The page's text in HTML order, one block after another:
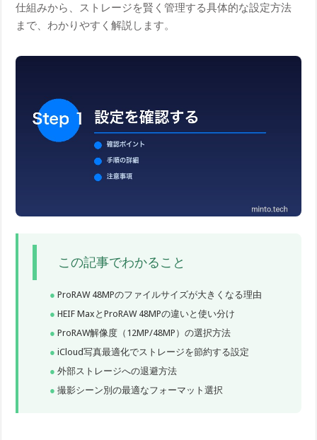
仕組みから、ストレージを賢く管理する具体的な設定方法
まで、わかりやすく解説します。
この記事でわかること
ProRAW 48MPのファイルサイズが大きくなる理由
HEIF MaxとProRAW 48MPの違いと使い分け
ProRAW解像度（12MP/48MP）の選択方法
iCloud写真最適化でストレージを節約する設定
外部ストレージへの退避方法
撮影シーン別の最適なフォーマット選択